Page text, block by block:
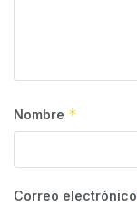
Nombre *
Correo electrónico